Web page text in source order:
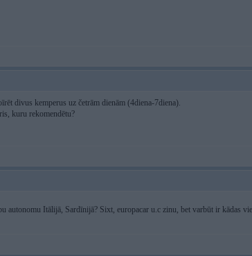
divus kemperus uz četrām dienām (4diena-7diena).
kuru rekomendētu?
autonomu Itālijā, Sardīnijā? Sixt, europacar u.c zinu, bet varbūt ir kādas